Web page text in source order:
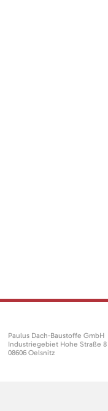
Paulus Dach-Baustoffe GmbH
Industriegebiet Hohe Straße 8
08606 Oelsnitz